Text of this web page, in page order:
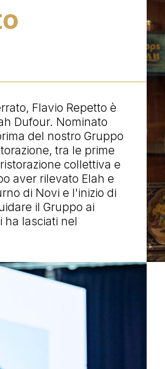
Flavio Repetto è
Dufour. Nominato
del nostro Gruppo
tra le prime
collettiva e
aver rilevato Elah e
di Novi e l'inizio di
il Gruppo ai
ha lasciati nel